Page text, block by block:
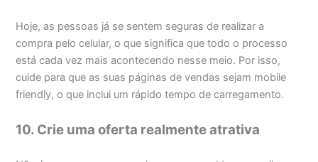
Hoje, as pessoas já se sentem seguras de realizar a
compra pelo celular, o que significa que todo o processo
está cada vez mais acontecendo nesse meio. Por isso,
cuide para que as suas páginas de vendas sejam mobile
friendly, o que inclui um rápido tempo de carregamento.
10. Crie uma oferta realmente atrativa